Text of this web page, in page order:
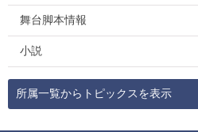
舞台脚本情報
小説
所属一覧からトピックスを表示